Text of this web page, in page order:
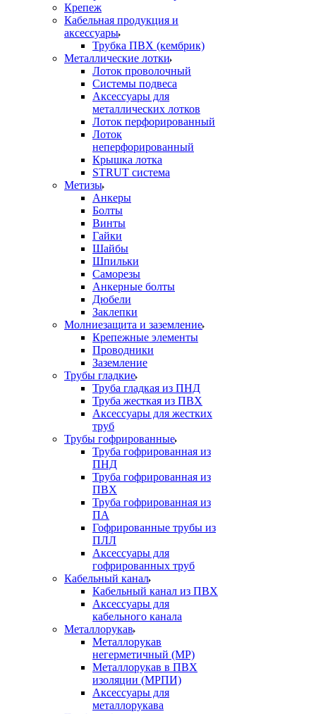
Крепеж
Кабельная продукция и
аксессуары
Трубка ПВХ (кембрик)
Металлические лотки
Лоток проволочный
Системы подвеса
Аксессуары для
металлических лотков
Лоток перфорированный
Лоток
неперфорированный
Крышка лотка
STRUT система
Метизы
Анкеры
Болты
Винты
Гайки
Шайбы
Шпильки
Саморезы
Анкерные болты
Дюбели
Заклепки
Молниезащита и заземление
Крепежные элементы
Проводники
Заземление
Трубы гладкие
Труба гладкая из ПНД
Труба жесткая из ПВХ
Аксессуары для жестких
труб
Трубы гофрированные
Труба гофрированная из
ПНД
Труба гофрированная из
ПВХ
Труба гофрированная из
ПА
Гофрированные трубы из
ПЛЛ
Аксессуары для
гофрированных труб
Кабельный канал
Кабельный канал из ПВХ
Аксессуары для
кабельного канала
Металлорукав
Металлорукав
негерметичный (МР)
Металлорукав в ПВХ
изоляции (МРПИ)
Аксессуары для
металлорукава